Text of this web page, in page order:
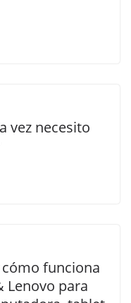
vez necesito
funciona
Lenovo para